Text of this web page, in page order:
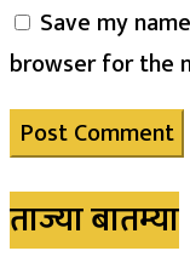
Save my
browser for the
ताज्या बातम्या